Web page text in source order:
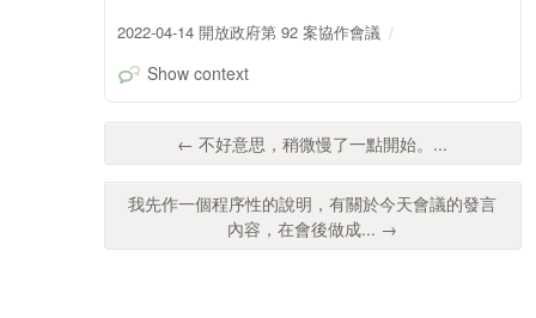
2022-04-14 開放政府第 92 案協作會議
Show context
← 不好意思，稍微慢了一點開始。...
我先作一個程序性的說明，有關於今天會議的發言
內容，在會後做成... →